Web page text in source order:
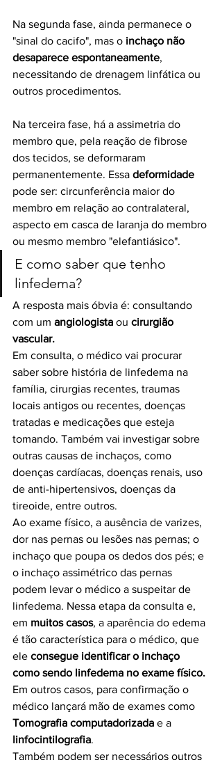
Na segunda fase, ainda permanece o
"sinal do cacifo", mas o inchaço não
desaparece espontaneamente,
necessitando de drenagem linfática ou
outros procedimentos.
Na terceira fase, há a assimetria do
membro que, pela reação de fibrose
dos tecidos, se deformaram
permanentemente. Essa deformidade
pode ser: circunferência maior do
membro em relação ao contralateral,
aspecto em casca de laranja do membro
ou mesmo membro "elefantiásico".
E como saber que tenho
linfedema?
A resposta mais óbvia é: consultando
com um angiologista ou cirurgião
vascular.
Em consulta, o médico vai procurar
saber sobre história de linfedema na
família, cirurgias recentes, traumas
locais antigos ou recentes, doenças
tratadas e medicações que esteja
tomando. Também vai investigar sobre
outras causas de inchaços, como
doenças cardíacas, doenças renais, uso
de anti-hipertensivos, doenças da
tireoide, entre outros.
Ao exame físico, a ausência de varizes,
dor nas pernas ou lesões nas pernas; o
inchaço que poupa os dedos dos pés; e
o inchaço assimétrico das pernas
podem levar o médico a suspeitar de
linfedema. Nessa etapa da consulta e,
em muitos casos, a aparência do edema
é tão característica para o médico, que
ele consegue identificar o inchaço
como sendo linfedema no exame físico.
Em outros casos, para confirmação o
médico lançará mão de exames como
Tomografia computadorizada e a
linfocintilografia.
Também podem ser necessários outros